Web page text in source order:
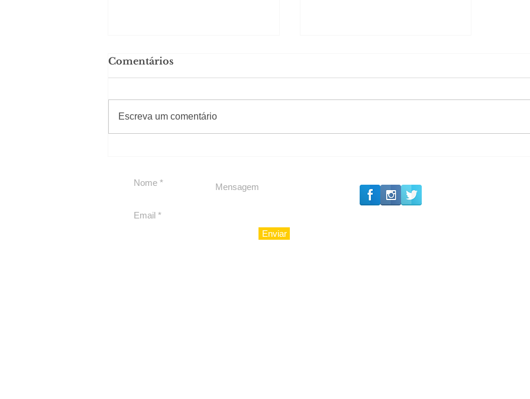
para São Paulo
Comentários
Escreva um comentário
#Sugestões
Enviar